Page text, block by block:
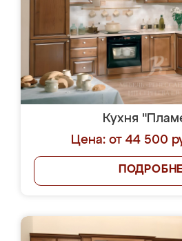
Кухня
Цена: от 44 500